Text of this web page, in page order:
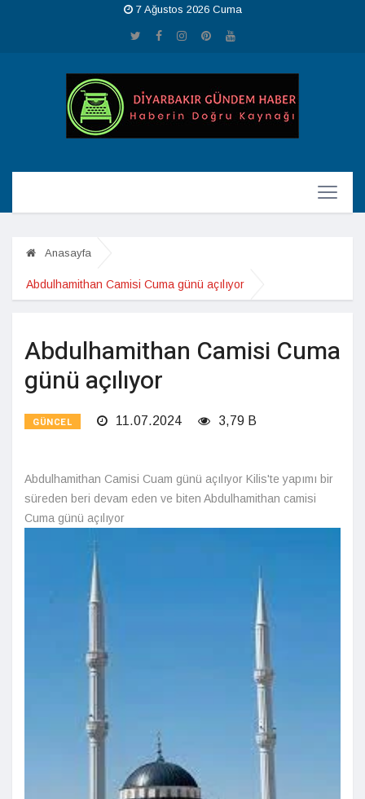
7 Ağustos 2026 Cuma
Anasayfa
Abdulhamithan Camisi Cuma günü açılıyor
Abdulhamithan Camisi Cuma
günü açılıyor
GÜNCEL 11.07.2024 3,79 B
Abdulhamithan Camisi Cuam günü açılıyor Kilis'te yapımı bir
süreden beri devam eden ve biten Abdulhamithan camisi
Cuma günü açılıyor